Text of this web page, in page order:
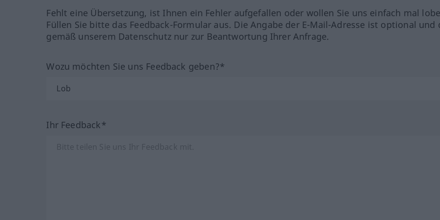
Fehlt eine Übersetzung, ist Ihnen ein Fehler aufgefallen oder wollen Sie uns einfach mal
Füllen Sie bitte das Feedback-Formular aus. Die Angabe der E-Mail-Adresse ist optional und
gemäß unserem Datenschutz nur zur Beantwortung Ihrer Anfrage.
Wozu möchten Sie uns Feedback geben?*
Ihr Feedback*